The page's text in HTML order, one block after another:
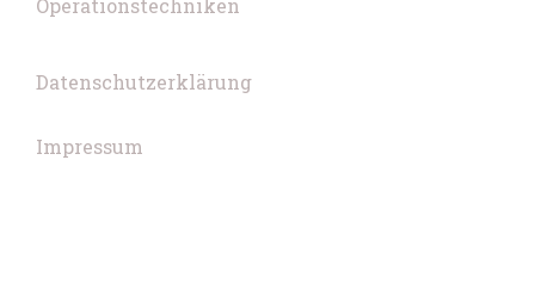
Operationstechniken
Datenschutzerklärung
Impressum